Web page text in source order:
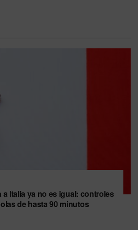
a Italia ya no es igual: controles
de hasta 90 minutos